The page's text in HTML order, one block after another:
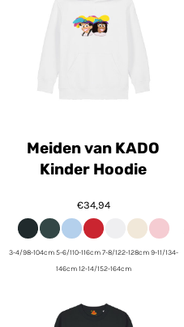
Meiden van KADO
Kinder Hoodie
€34,94
3-4/98-104cm 5-6/110-116cm 7-8/122-128cm 9-11/134-
146cm 12-14/152-164cm